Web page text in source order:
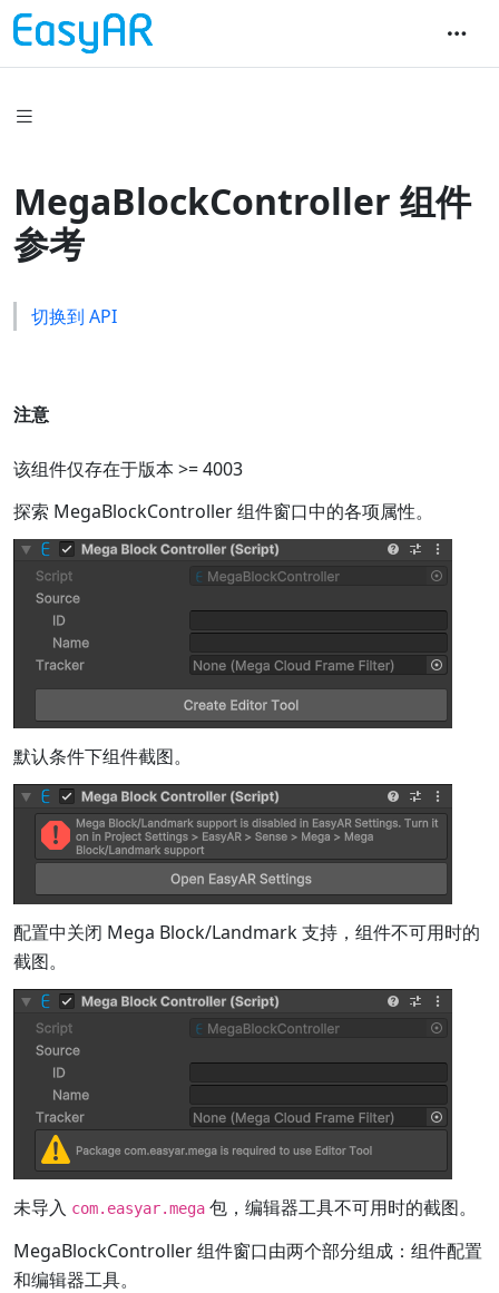
MegaBlockController 组件
参考
切换到 API
注意
该组件仅存在于版本 >= 4003
探索 MegaBlockController 组件窗口中的各项属性。
默认条件下组件截图。
配置中关闭 Mega Block/Landmark 支持，组件不可用时的
截图。
未导入 com.easyar.mega 包，编辑器工具不可用时的截图。
MegaBlockController 组件窗口由两个部分组成：组件配置
和编辑器工具。